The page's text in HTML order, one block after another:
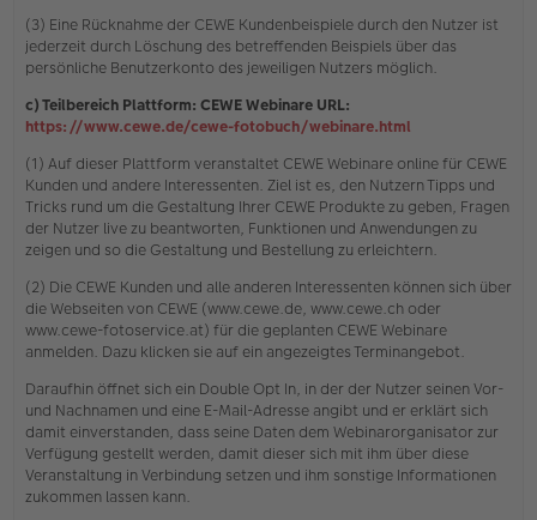
(3) Eine Rücknahme der CEWE Kundenbeispiele durch den Nutzer ist
jederzeit durch Löschung des betreffenden Beispiels über das
persönliche Benutzerkonto des jeweiligen Nutzers möglich.
c) Teilbereich Plattform: CEWE Webinare URL:
https://www.cewe.de/cewe-fotobuch/webinare.html
(1) Auf dieser Plattform veranstaltet CEWE Webinare online für CEWE
Kunden und andere Interessenten. Ziel ist es, den Nutzern Tipps und
Tricks rund um die Gestaltung Ihrer CEWE Produkte zu geben, Fragen
der Nutzer live zu beantworten, Funktionen und Anwendungen zu
zeigen und so die Gestaltung und Bestellung zu erleichtern.
(2) Die CEWE Kunden und alle anderen Interessenten können sich über
die Webseiten von CEWE (www.cewe.de, www.cewe.ch oder
www.cewe-fotoservice.at) für die geplanten CEWE Webinare
anmelden. Dazu klicken sie auf ein angezeigtes Terminangebot.
Daraufhin öffnet sich ein Double Opt In, in der der Nutzer seinen Vor-
und Nachnamen und eine E-Mail-Adresse angibt und er erklärt sich
damit einverstanden, dass seine Daten dem Webinarorganisator zur
Verfügung gestellt werden, damit dieser sich mit ihm über diese
Veranstaltung in Verbindung setzen und ihm sonstige Informationen
zukommen lassen kann.